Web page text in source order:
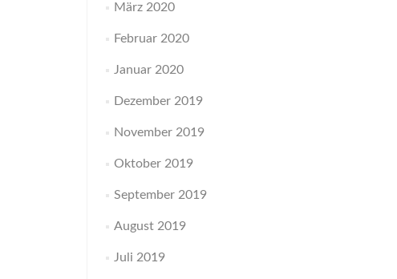
März 2020
Februar 2020
Januar 2020
Dezember 2019
November 2019
Oktober 2019
September 2019
August 2019
Juli 2019